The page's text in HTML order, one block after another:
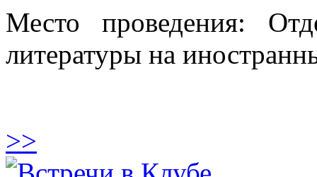
Место проведения:
литературы на
>>